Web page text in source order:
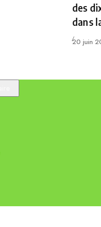
des
dans
Publié
20 juin